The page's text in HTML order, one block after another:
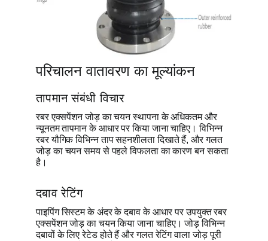
परिचालन वातावरण का मूल्यांकन
तापमान संबंधी विचार
रबर एक्सपेंशन जोड़ का चयन स्थापना के अधिकतम और
न्यूनतम तापमान के आधार पर किया जाना चाहिए। विभिन्न
रबर यौगिक विभिन्न ताप सहनशीलता दिखाते हैं, और गलत
जोड़ का चयन समय से पहले विफलता का कारण बन सकता
है।
दबाव रेटिंग
पाइपिंग सिस्टम के अंदर के दबाव के आधार पर उपयुक्त रबर
एक्सपेंशन जोड़ का चयन किया जाना चाहिए। जोड़ विभिन्न
दबावों के लिए रेटेड होते हैं और गलत रेटिंग वाला जोड़ पूरी